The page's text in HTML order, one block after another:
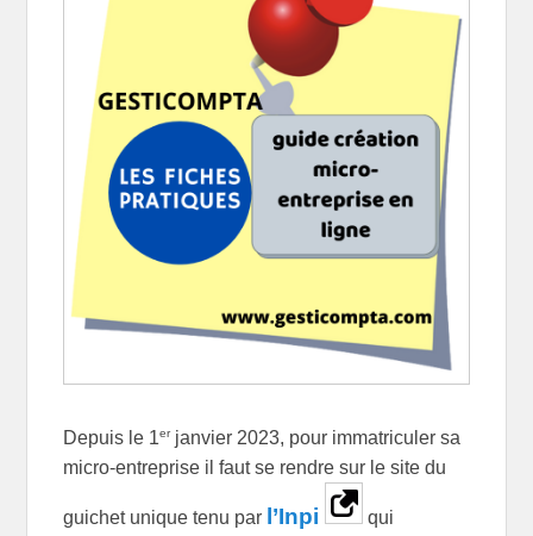
Depuis le 1erjanvier 2023, pour immatriculer sa
micro-entreprise il faut se rendre sur le site du
guichet unique tenu par l’Inpi
qui